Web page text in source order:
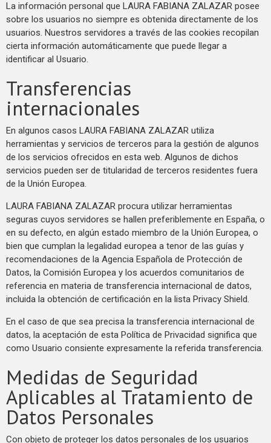
La información personal que LAURA FABIANA ZALAZAR posee
sobre los usuarios no siempre es obtenida directamente de los
usuarios. Nuestros servidores a través de las cookies recopilan
cierta información automáticamente que puede llegar a
identificar al Usuario.
Transferencias
internacionales
En algunos casos LAURA FABIANA ZALAZAR utiliza
herramientas y servicios de terceros para la gestión de algunos
de los servicios ofrecidos en esta web. Algunos de dichos
servicios pueden ser de titularidad de terceros residentes fuera
de la Unión Europea.
LAURA FABIANA ZALAZAR procura utilizar herramientas
seguras cuyos servidores se hallen preferiblemente en España, o
en su defecto, en algún estado miembro de la Unión Europea, o
bien que cumplan la legalidad europea a tenor de las guías y
recomendaciones de la Agencia Española de Protección de
Datos, la Comisión Europea y los acuerdos comunitarios de
referencia en materia de transferencia internacional de datos,
incluida la obtención de certificación en la lista Privacy Shield.
En el caso de que sea precisa la transferencia internacional de
datos, la aceptación de esta Política de Privacidad significa que
como Usuario consiente expresamente la referida transferencia.
Medidas de Seguridad
Aplicables al Tratamiento de
Datos Personales
Con objeto de proteger los datos personales de los usuarios